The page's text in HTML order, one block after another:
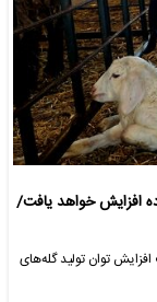
افزایش خواهد یافت/
توان تولید گله‌های